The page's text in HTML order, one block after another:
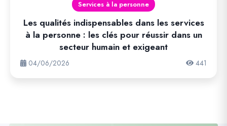
Services à la personne
Les qualités indispensables dans les services
à la personne : les clés pour réussir dans un
secteur humain et exigeant
04/06/2026 441